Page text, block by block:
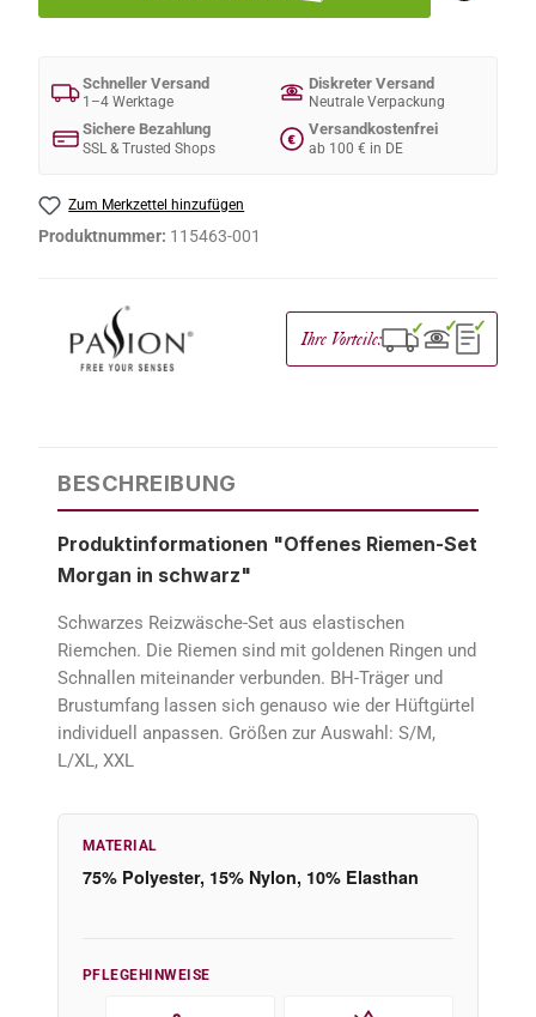
Schneller Versand
1–4 Werktage
Diskreter Versand
Neutrale Verpackung
Sichere Bezahlung
SSL & Trusted Shops
€
Versandkostenfrei
ab 100 € in DE
Zum Merkzettel hinzufügen
Produktnummer: 115463-001
Ihre Vorteile: ✓ ✓ ✓
BESCHREIBUNG
Produktinformationen "Offenes Riemen-Set
Morgan in schwarz"
Schwarzes Reizwäsche-Set aus elastischen
Riemchen. Die Riemen sind mit goldenen Ringen und
Schnallen miteinander verbunden. BH-Träger und
Brustumfang lassen sich genauso wie der Hüftgürtel
individuell anpassen. Größen zur Auswahl: S/M,
L/XL, XXL
MATERIAL
75% Polyester, 15% Nylon, 10% Elasthan
PFLEGEHINWEISE